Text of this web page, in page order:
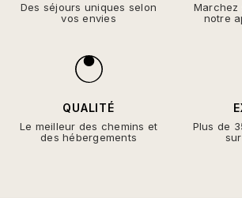
Des séjours uniques selon
vos envies
Marchez
notre
QUALITÉ
Le meilleur des chemins et
des hébergements
Plus de